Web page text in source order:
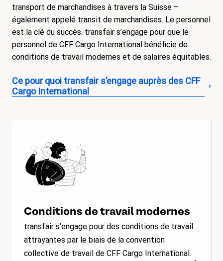
transport de marchandises à travers la Suisse –
également appelé transit de marchandises. Le personnel
est la clé du succès. transfair s’engage pour que le
personnel de CFF Cargo International bénéficie de
conditions de travail modernes et de salaires équitables.
Ce pour quoi transfair s’engage auprès des CFF
Cargo International
Conditions de travail modernes
transfair s’engage pour des conditions de travail
attrayantes par le biais de la convention
collective de travail de CFF Cargo International.